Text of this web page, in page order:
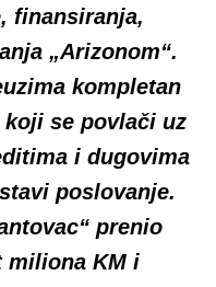
finansiranja,
„Arizonom“.
kompletan
koji se povlači uz
i dugovima
poslovanje.
prenio
miliona KM i